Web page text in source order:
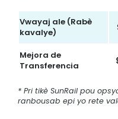
Vwayaj ale (Rabè
kavalye)
Mejora de
Transferencia
* Pri tikè SunRail pou
ranbousab epi yo rete